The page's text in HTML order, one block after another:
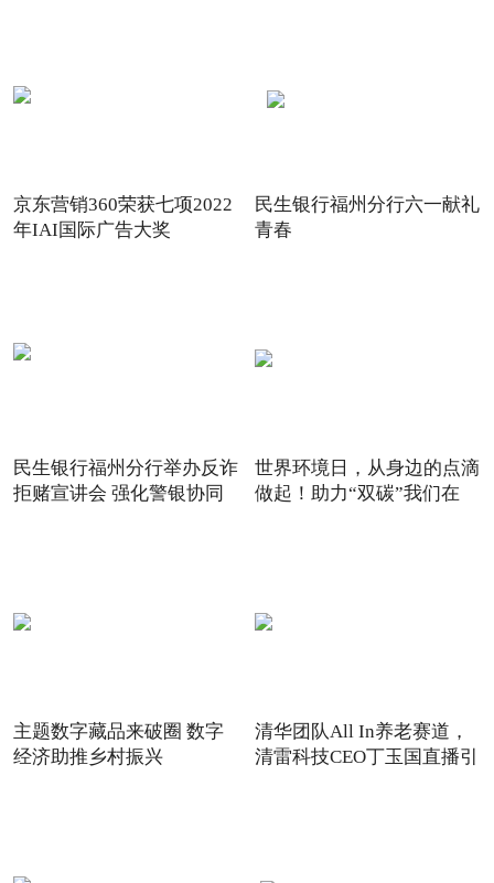
京东营销360荣获七项2022
年IAI国际广告大奖
民生银行福州分行六一献礼
青春
民生银行福州分行举办反诈
拒赌宣讲会 强化警银协同
世界环境日，从身边的点滴
做起！助力“双碳”我们在
主题数字藏品来破圈 数字
经济助推乡村振兴
清华团队All In养老赛道，
清雷科技CEO丁玉国直播引